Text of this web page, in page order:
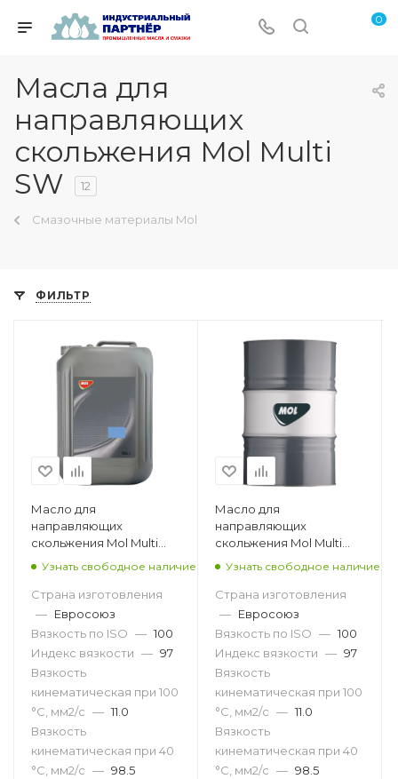
0
Масла для
направляющих
скольжения Mol Multi
SW
12
Смазочные материалы Mol
ФИЛЬТР
Масло для
направляющих
скольжения Mol Multi
Узнать свободное наличие
Страна изготовления
— Евросоюз
Вязкость по ISO — 100
Индекс вязкости — 97
Вязкость
кинематическая при 100
°С, мм2/с — 11.0
Вязкость
кинематическая при 40
°С, мм2/с — 98.5
Масло для
направляющих
скольжения Mol Multi
SW 100, 180кг
Узнать свободное наличие
Страна изготовления
— Евросоюз
Вязкость по ISO — 100
Индекс вязкости — 97
Вязкость
кинематическая при 100
°С, мм2/с — 11.0
Вязкость
кинематическая при 40
°С, мм2/с — 98.5